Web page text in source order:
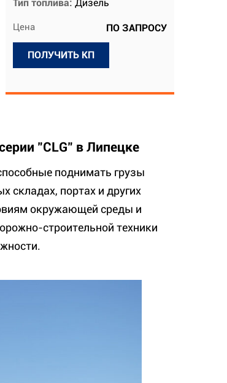
Тип топлива:Дизель
Цена ПО ЗАПРОСУ
ПОЛУЧИТЬ КП
"CLG" в Липецке
поднимать грузы
складах, портах и других
окружающей среды и
строительной техники